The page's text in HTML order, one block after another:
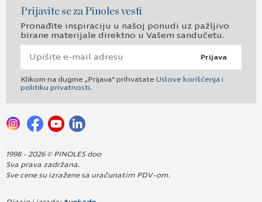
Prijavite se za Pinoles vesti
Pronađite inspiraciju u našoj ponudi uz pažljivo
birane materijale direktno u Vašem sandučetu.
Prijava
Klikom na dugme „Prijava“ prihvatate Uslove korišćenja i
politiku privatnosti.
1998 - 2026 © PINOLES doo
Sva prava zadržana.
Sve cene su izražene sa uračunatim PDV-om.